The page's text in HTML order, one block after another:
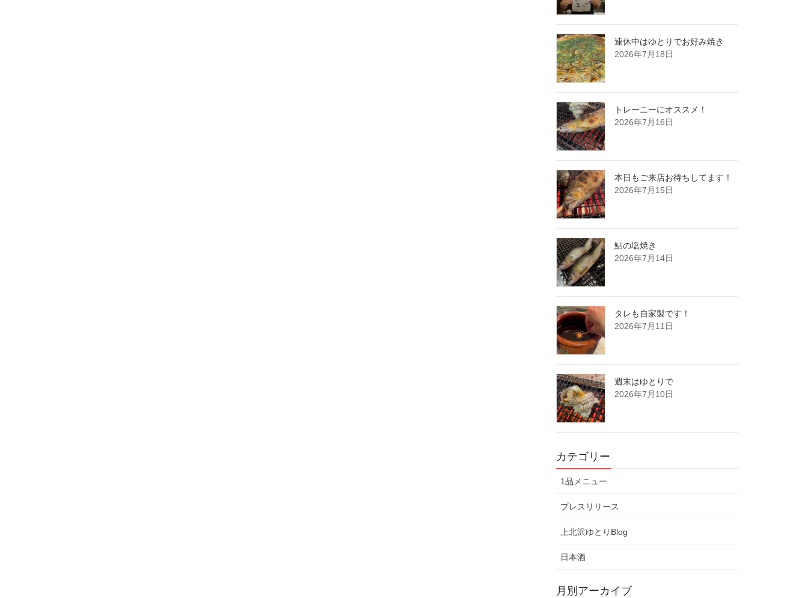
連休中はゆとりでお好み焼き
2026年7月18日
トレーニーにオススメ！
2026年7月16日
本日もご来店お待ちしてます！
2026年7月15日
鮎の塩焼き
2026年7月14日
タレも自家製です！
2026年7月11日
週末はゆとりで
2026年7月10日
カテゴリー
1品メニュー
プレスリリース
上北沢ゆとりBlog
日本酒
月別アーカイブ